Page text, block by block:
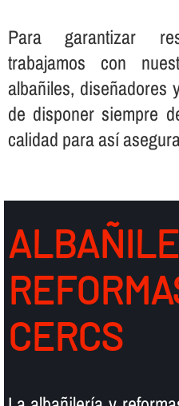
Para garantizar
trabajamos con
albañiles, diseñadores
de disponer siempre
calidad para así­
CERCS